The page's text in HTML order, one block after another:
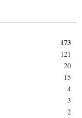
173
121
20
15
4
3
2